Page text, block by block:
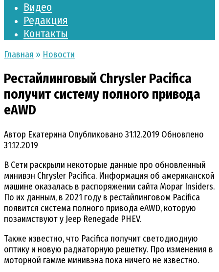
Видео
Редакция
Контакты
Главная » Новости
Рестайлинговый Chrysler Pacifica
получит систему полного привода
eAWD
Автор Екатерина Опубликовано 31.12.2019 Обновлено
31.12.2019
В Сети раскрыли некоторые данные про обновленный
минивэн Chrysler Pacifica. Информация об американской
машине оказалась в распоряжении сайта Mopar Insiders.
По их данным, в 2021 году в рестайлинговом Pacifica
появится система полного привода eAWD, которую
позаимствуют у Jeep Renegade PHEV.
Также известно, что Pacifica получит светодиодную
оптику и новую радиаторную решетку. Про изменения в
моторной гамме минивэна пока ничего не известно.